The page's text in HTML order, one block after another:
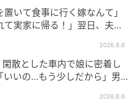
いて食事に行く嫁なんて」
て実家に帰る！」翌日、夫が
2026.8.6
散とした車内で娘に密着し
いの…もう少しだから」男
2026.8.6